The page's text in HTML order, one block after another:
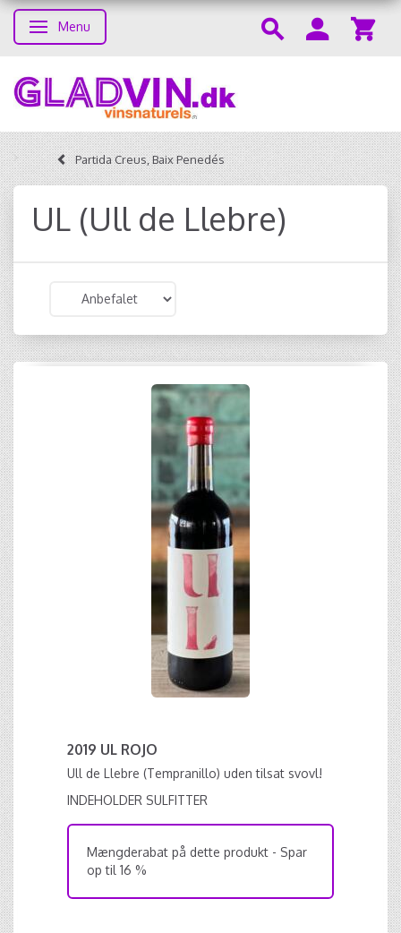
Skifte navigation
Menu
Partida Creus, Baix Penedés
UL (Ull de Llebre)
2019 UL ROJO
Ull de Llebre (Tempranillo) uden tilsat svovl!
INDEHOLDER SULFITTER
Mængderabat på dette produkt - Spar
op til 16 %